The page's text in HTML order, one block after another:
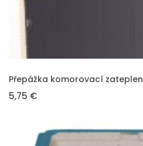
VLOŽIT DO KOŠÍKU
Přepážka komorovací
5,75 €